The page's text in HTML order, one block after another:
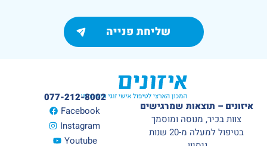
איזונים – תוצאות שמרגישים
צוות בכיר, מנוסה ומוסמך
בטיפול למעלה מ-20 שנות
077-212-8002
Facebook
Instagram
Youtube